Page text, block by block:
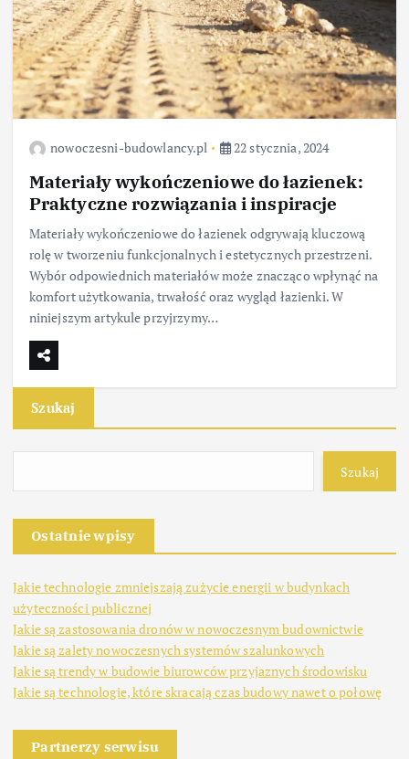
nowoczesni-budowlancy.pl 22 stycznia, 2024
Materiały wykończeniowe do łazienek:
Praktyczne rozwiązania i inspiracje
Materiały wykończeniowe do łazienek odgrywają kluczową
rolę w tworzeniu funkcjonalnych i estetycznych przestrzeni.
Wybór odpowiednich materiałów może znacząco wpłynąć na
komfort użytkowania, trwałość oraz wygląd łazienki. W
niniejszym artykule przyjrzymy…
Szukaj
Szukaj
Ostatnie wpisy
Jakie technologie zmniejszają zużycie energii w budynkach
użyteczności publicznej
Jakie są zastosowania dronów w nowoczesnym budownictwie
Jakie są zalety nowoczesnych systemów szalunkowych
Jakie są trendy w budowie biurowców przyjaznych środowisku
Jakie są technologie, które skracają czas budowy nawet o połowę
Partnerzy serwisu